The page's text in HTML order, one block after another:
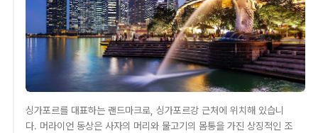
싱가포르를 대표하는 랜드마크로, 싱가포르강 근처에 위치해 있습니
다. 머라이언 동상은 사자의 머리와 물고기의 몸통을 가진 상징적인 조